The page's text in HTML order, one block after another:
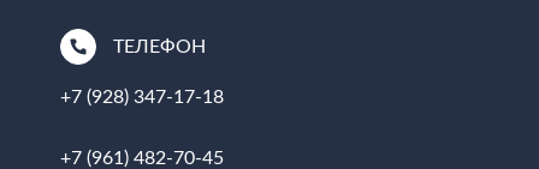
ТЕЛЕФОН
+7 (928) 347-17-18
+7 (961) 482-70-45